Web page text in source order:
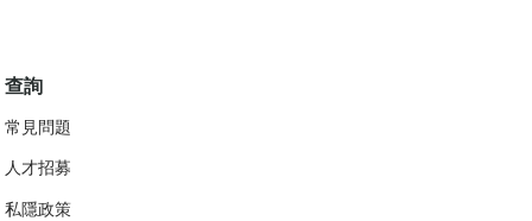
查詢
常見問題
人才招募
私隱政策